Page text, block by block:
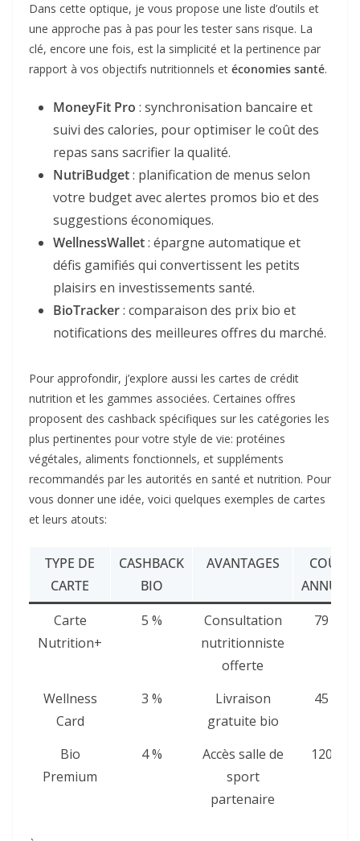
Dans cette optique, je vous propose une liste d’outils et
une approche pas à pas pour les tester sans risque. La
clé, encore une fois, est la simplicité et la pertinence par
rapport à vos objectifs nutritionnels et économies santé.
MoneyFit Pro : synchronisation bancaire et
suivi des calories, pour optimiser le coût des
repas sans sacrifier la qualité.
NutriBudget: planification de menus selon
votre budget avec alertes promos bio et des
suggestions économiques.
WellnessWallet: épargne automatique et
défis gamifiés qui convertissent les petits
plaisirs en investissements santé.
BioTracker: comparaison des prix bio et
notifications des meilleures offres du marché.
Pour approfondir, j’explore aussi les cartes de crédit
nutrition et les gammes associées. Certaines offres
proposent des cashback spécifiques sur les catégories les
plus pertinentes pour votre style de vie: protéines
végétales, aliments fonctionnels, et suppléments
recommandés par les autorités en santé et nutrition. Pour
vous donner une idée, voici quelques exemples de cartes
et leurs atouts:
TYPE DE
CARTE
CASHBACK
BIO
AVANTAGES
COÛT
ANNUEL
Carte
Nutrition+
5 %
Consultation
nutritionniste
offerte
79 €
Wellness
Card
3 %
Livraison
gratuite bio
45 €
Bio
Premium
4 %
Accès salle de
sport
partenaire
120 €